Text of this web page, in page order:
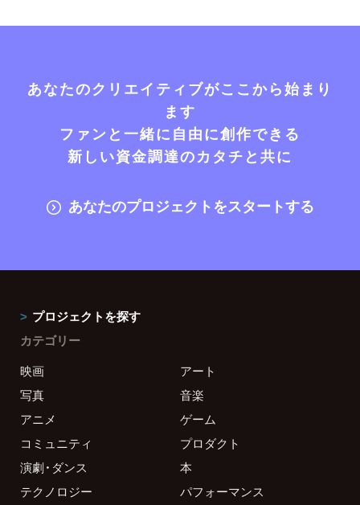
あなたのクリエイティブがここから始まり
ます
ファンと一緒に自由に創作できる
新しい資金調達のカタチと共に
あなたのプロジェクトをスタートする
プロジェクトを探す
カテゴリー
映画
アート
写真
音楽
アニメ
ゲーム
コミュニティ
プロダクト
演劇・ダンス
本
テクノロジー
パフォーマンス